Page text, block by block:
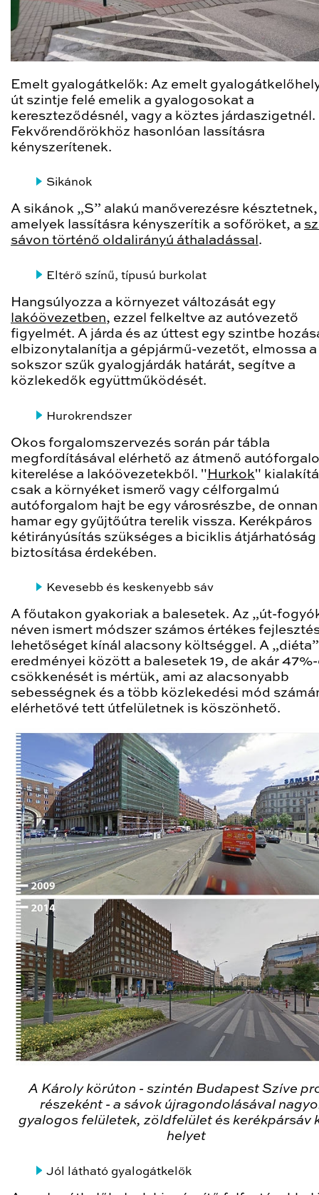
Emelt gyalogátkelők: Az emelt
út szintje felé emelik a gyalogosokat a
kereszteződésnél, vagy a köztes járdaszigetnél.
Fekvőrendőrökhöz hasonlóan lassításra
kényszerítenek.
Sikánok
A sikánok „S” alakú manőverezésre késztetnek,
amelyek lassításra kényszerítik a sofőröket, a
sávon történő oldalirányú áthaladással .
Eltérő színű, típusú burkolat
Hangsúlyozza a környezet változását egy
lakóövezetben, ezzel felkeltve az autóvezető
figyelmét. A járda és az úttest egy szintbe
elbizonytalanítja a gépjármű-vezetőt, elmossa a
sokszor szűk gyalogjárdák határát, segítve a
közlekedők együttműködését.
Hurokrendszer
Okos forgalomszervezés során pár tábla
megfordításával elérhető az átmenő
kiterelése a lakóövezetekből. " Hurkok"
csak a környéket ismerő vagy célforgalmú
autóforgalom hajt be egy városrészbe, de
hamar egy gyűjtőútra terelik vissza. Kerékpáros
kétirányúsítás szükséges a biciklis átjárhatóság
biztosítása érdekében.
Kevesebb és keskenyebb sáv
A főutakon gyakoriak a balesetek. Az „út-
néven ismert módszer számos értékes
lehetőséget kínál alacsony költséggel. A „diéta”
eredményei között a balesetek 19, de akár
csökkenését is mértük, ami az alacsonyabb
sebességnek és a több közlekedési mód
elérhetővé tett útfelületnek is köszönhető.
A Károly körúton - szintén Budapest Szíve
részeként - a sávok újragondolásával
gyalogos felületek, zöldfelület és kerékpársáv
helyet
Jól látható gyalogátkelők